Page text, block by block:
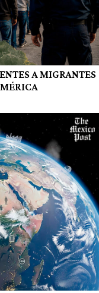
A MIGRANTES